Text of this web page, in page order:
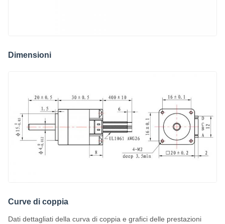
Dimensioni
Curve di coppia
Dati dettagliati della curva di coppia e grafici delle prestazioni